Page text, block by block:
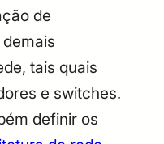
de
tais quais
e switches.
definir os